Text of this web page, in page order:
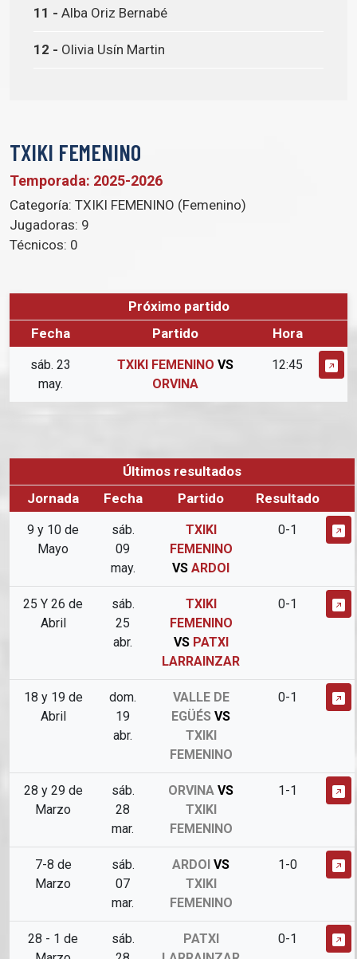
11 - Alba Oriz Bernabé
12 - Olivia Usín Martin
TXIKI FEMENINO
Temporada: 2025-2026
Categoría: TXIKI FEMENINO (Femenino)
Jugadoras: 9
Técnicos: 0
Próximo partido
Fecha
Partido Hora
sáb. 23
may.
TXIKI FEMENINO VS
ORVINA
12:45
Últimos resultados
Jornada
Fecha Partido Resultado
9 y 10 de
Mayo
sáb.
09
may.
TXIKI
FEMENINO
VS ARDOI
0-1
25 Y 26 de
Abril
sáb.
25
abr.
TXIKI
FEMENINO
VSPATXI
LARRAINZAR
0-1
18 y 19 de
Abril
dom.
19
abr.
VALLE DE
EGÜÉS VS
TXIKI
FEMENINO
0-1
28 y 29 de
Marzo
sáb.
28
mar.
ORVINA VS
TXIKI
FEMENINO
1-1
7-8 de
Marzo
sáb.
07
mar.
ARDOI VS
TXIKI
FEMENINO
1-0
28 - 1 de
sáb.
PATXI
0-1